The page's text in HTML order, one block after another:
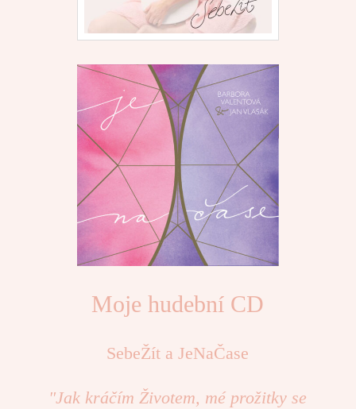
Moje hudební CD
SebeŽít a JeNaČase
"Jak kráčím Životem, mé prožitky se